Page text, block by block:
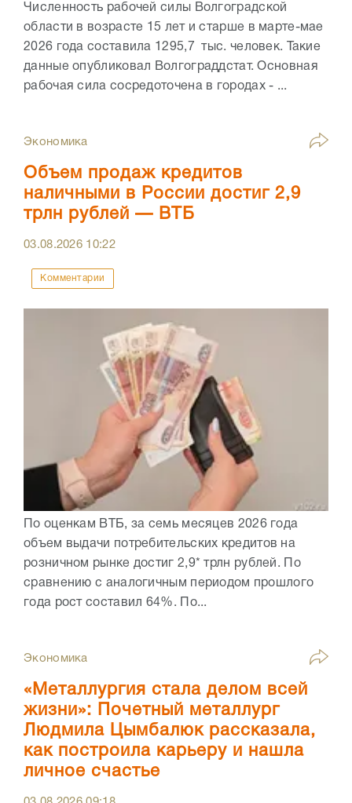
Численность рабочей силы Волгоградской
области в возрасте 15 лет и старше в марте-мае
2026 года составила 1295,7 тыс. человек. Такие
данные опубликовал Волгограддстат. Основная
рабочая сила сосредоточена в городах - ...
Экономика
Объем продаж кредитов
наличными в России достиг 2,9
трлн рублей — ВТБ
03.08.2026 10:22
Комментарии
По оценкам ВТБ, за семь месяцев 2026 года
объем выдачи потребительских кредитов на
розничном рынке достиг 2,9* трлн рублей. По
сравнению с аналогичным периодом прошлого
года рост составил 64%. По...
Экономика
«Металлургия стала делом всей
жизни»: Почетный металлург
Людмила Цымбалюк рассказала,
как построила карьеру и нашла
личное счастье